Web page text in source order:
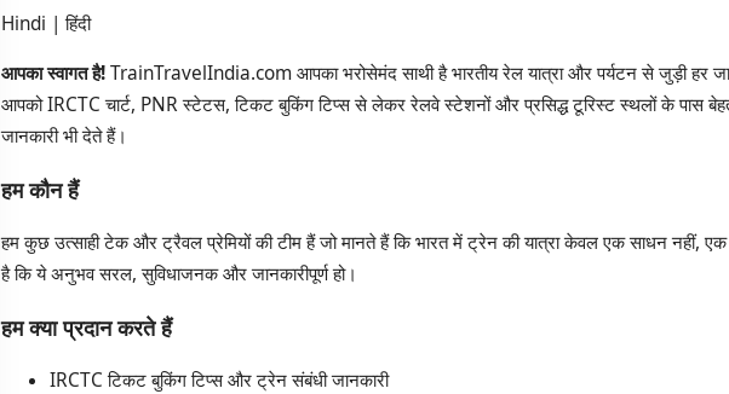
Hindi | हिंदी
आपका स्वागत है!TrainTravelIndia.com आपका भरोसेमंद साथी है भारतीय रेल यात्रा और पर्यटन से जुड़ी हर
आपको IRCTC चार्ट, PNR स्टेटस, टिकट बुकिंग टिप्स से लेकर रेलवे स्टेशनों और प्रसिद्ध टूरिस्ट स्थलों के पास
जानकारी भी देते हैं।
हम कौन हैं
हम कुछ उत्साही टेक और ट्रैवल प्रेमियों की टीम हैं जो मानते हैं कि भारत में ट्रेन की यात्रा केवल एक साधन नहीं, एक
है कि ये अनुभव सरल, सुविधाजनक और जानकारीपूर्ण हो।
हम क्या प्रदान करते हैं
IRCTC टिकट बुकिंग टिप्स और ट्रेन संबंधी जानकारी